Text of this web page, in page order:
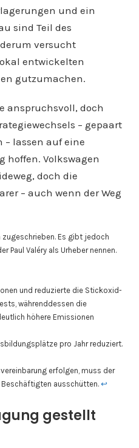
und ein
sind Teil des
versucht
entwickelten
gutzumachen.
anspruchsvoll, doch
– gepaart
lassen auf eine
hoffen. Volkswagen
doch die
– auch wenn der Weg
Es gibt jedoch
Paul Valéry als Urheber nennen.
und reduzierte die Stickoxid-
währenddessen die
höhere Emissionen
pro Jahr reduziert.
erfolgen, muss der
Beschäftigten ausschütten. ↩︎
gestellt